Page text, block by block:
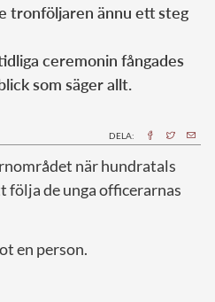
tronföljaren ännu ett steg
ceremonin fångades
som säger allt.
DELA:
när hundratals
följa de unga officerarnas
en person.